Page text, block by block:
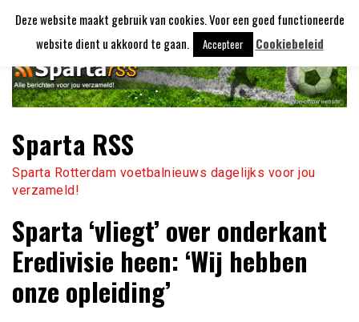
naar
Sparta RSS
Sparta Rotterdam voetbalnieuws dagelijks voor jou
verzameld!
Sparta ‘vliegt’ over onderkant
Eredivisie heen: ‘Wij hebben
onze opleiding’
Deze website maakt gebruik van cookies. Voor een goed functioneerde
website dient u akkoord te gaan.
Accepteer Cookiebeleid